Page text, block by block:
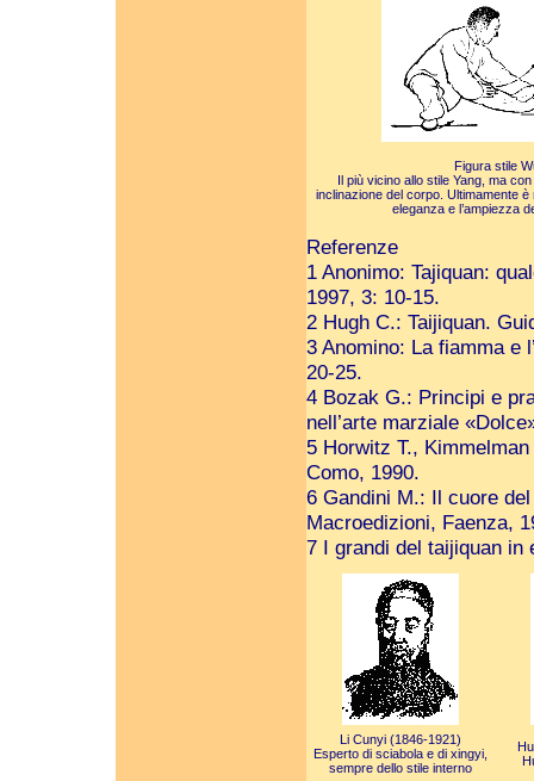
Figura stile
Il più vicino allo stile Yang, ma
inclinazione del corpo. Ultimamente
eleganza e l’ampiezza
Referenze
1 Anonimo: Tajiquan:
1997, 3: 10-15.
2 Hugh C.: Taijiquan.
3 Anomino: La fiamma e
20-25.
4 Bozak G.: Principi e
nell’arte marziale
5 Horwitz T.,
Como, 1990.
6 Gandini M.: Il cuore
Macroedizioni, Faenza,
7 I grandi del taijiquan in
Li Cunyi (1846-1921)
Esperto di sciabola e di xingyi,
sempre dello stile interno